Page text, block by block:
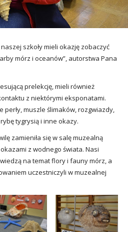
szkoły mieli okazję zobaczyć
mórz i oceanów”, autorstwa Pana
prelekcję, mieli również
z niektórymi eksponatami.
perły, muszle ślimaków, rozgwiazdy,
tygrysią i inne okazy.
zamieniła się w salę muzealną
z wodnego świata. Nasi
na temat flory i fauny mórz, a
uczestniczyli w muzealnej